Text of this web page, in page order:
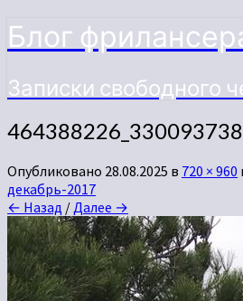
Блог
Записки свободного
Опубликовано 28.08.2025 в 720 × 960
декабрь-2017
← Назад /Далее →